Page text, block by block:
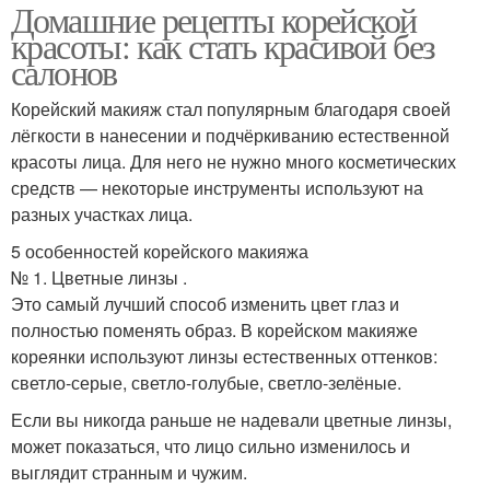
Домашние рецепты корейской
красоты: как стать красивой без
салонов
Корейский макияж стал популярным благодаря своей
лёгкости в нанесении и подчёркиванию естественной
красоты лица. Для него не нужно много косметических
средств — некоторые инструменты используют на
разных участках лица.
5 особенностей корейского макияжа
№ 1. Цветные линзы .
Это самый лучший способ изменить цвет глаз и
полностью поменять образ. В корейском макияже
кореянки используют линзы естественных оттенков:
светло-серые, светло-голубые, светло-зелёные.
Если вы никогда раньше не надевали цветные линзы,
может показаться, что лицо сильно изменилось и
выглядит странным и чужим.